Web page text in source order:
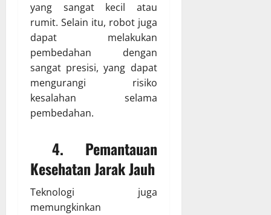
yang sangat kecil atau
rumit. Selain itu, robot juga
dapat melakukan
pembedahan dengan
sangat presisi, yang dapat
mengurangi risiko
kesalahan selama
pembedahan.
4. Pemantauan
Kesehatan Jarak Jauh
Teknologi juga
memungkinkan